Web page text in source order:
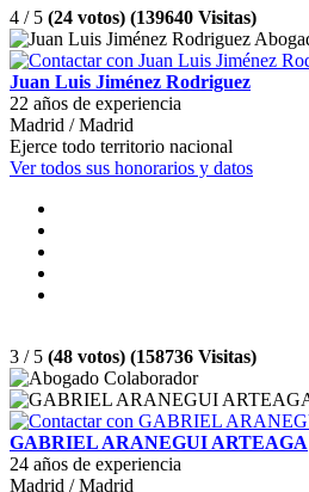
4 / 5 (24 votos) (139640 Visitas)
Juan Luis Jiménez Rodriguez
22 años de experiencia
Madrid / Madrid
Ejerce todo territorio nacional
Ver todos sus honorarios y datos
3 / 5 (48 votos) (158736 Visitas)
GABRIEL ARANEGUI ARTEAGA
24 años de experiencia
Madrid / Madrid